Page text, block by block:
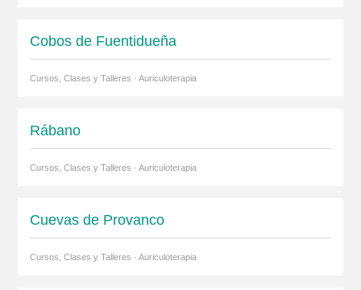
Cobos de Fuentidueña
Cursos, Clases y Talleres · Auriculoterapia
Rábano
Cursos, Clases y Talleres · Auriculoterapia
Cuevas de Provanco
Cursos, Clases y Talleres · Auriculoterapia